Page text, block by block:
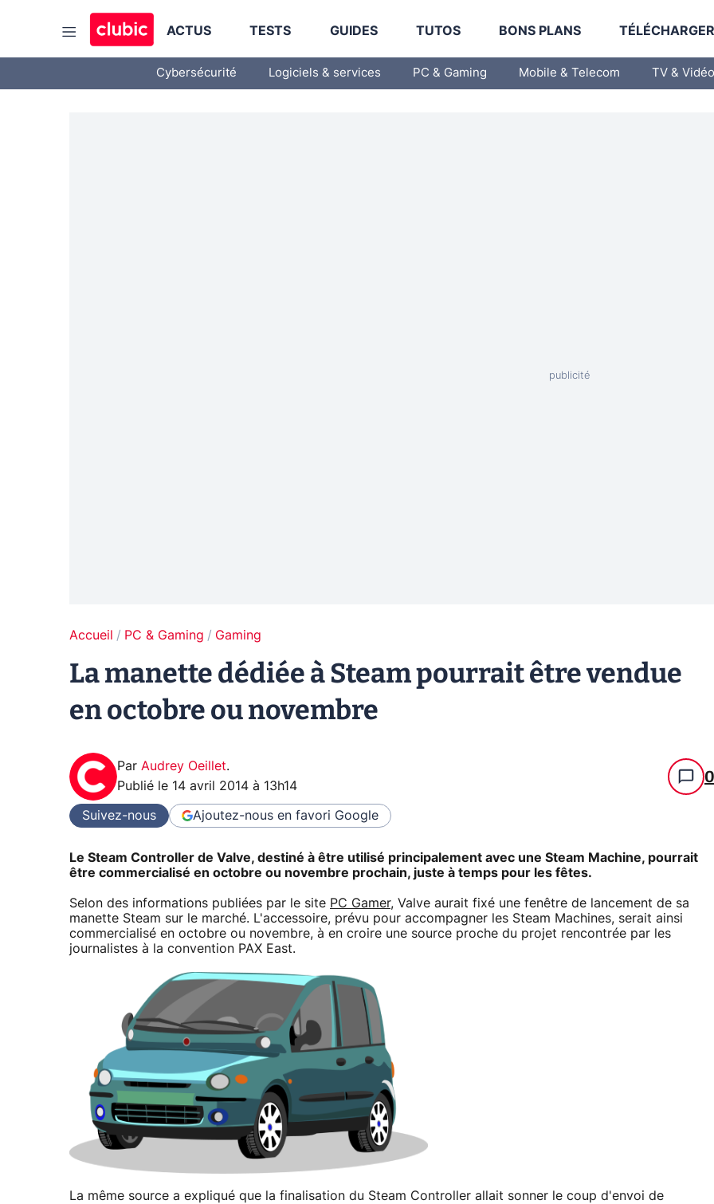
ACTUS TESTS GUIDES TUTOS BONS PLANS
Cybersécurité Logiciels & services PC & Gaming Mobile & Telecom TV & Vidéo
Accueil PC & Gaming Gaming
La manette dédiée à Steam pourrait être vendue
en octobre ou novembre
Par Audrey Oeillet.
Publié le 14 avril 2014 à 13h14 0
Suivez-nous Ajoutez-nous en favori Google
Le Steam Controller de Valve, destiné à être utilisé principalement avec une Steam Machine, pourrait
être commercialisé en octobre ou novembre prochain, juste à temps pour les fêtes.
Selon des informations publiées par le site PC Gamer, Valve aurait fixé une fenêtre de lancement de sa
manette Steam sur le marché. L'accessoire, prévu pour accompagner les Steam Machines, serait ainsi
commercialisé en octobre ou novembre, à en croire une source proche du projet rencontrée par les
journalistes à la convention PAX East.
La même source a expliqué que la finalisation du Steam Controller allait sonner le coup d'envoi de